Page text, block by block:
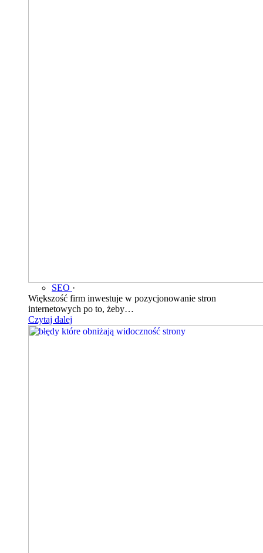
SEO ·
Większość firm inwestuje w pozycjonowanie stron
internetowych po to, żeby…
Czytaj dalej